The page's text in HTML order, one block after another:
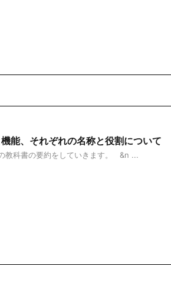
能、それぞれの名称と役割について
教科書の要約をしていきます。 &n ...